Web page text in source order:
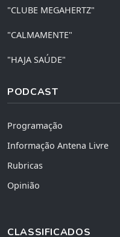
"CLUBE MEGAHERTZ"
"CALMAMENTE"
"HAJA SAÚDE"
PODCAST
Programação
Informação Antena Livre
Rubricas
Opinião
CLASSIFICADOS